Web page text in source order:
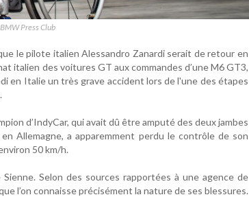
Press Club
le pilote italien Alessandro Zanardi serait de retour en
italien des voitures GT aux commandes d’une M6 GT3,
en Italie un très grave accident lors de l'une des étapes
d’IndyCar, qui avait dû être amputé des deux jambes
Allemagne, a apparemment perdu le contrôle de son
50 km/h.
Selon des sources rapportées à une agence de
l’on connaisse précisément la nature de ses blessures.